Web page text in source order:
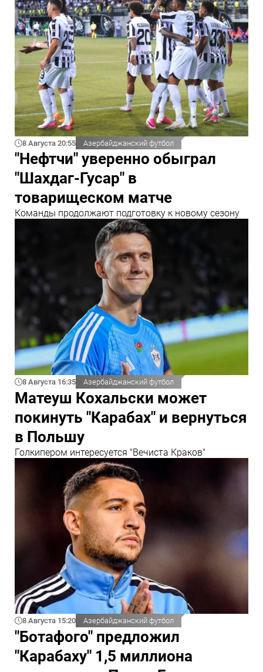
8 Августа 20:55 Азербайджанский футбол
"Нефтчи" уверенно обыграл
"Шахдаг-Гусар" в
товарищеском матче
Команды продолжают подготовку к новому сезону
8 Августа 16:35 Азербайджанский футбол
Матеуш Кохальски может
покинуть "Карабах" и вернуться
в Польшу
Голкипером интересуется "Вечиста Краков"
8 Августа 15:20 Азербайджанский футбол
"Ботафого" предложил
"Карабаху" 1,5 миллиона